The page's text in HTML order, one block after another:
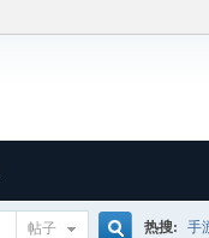
帖子 热搜: 手